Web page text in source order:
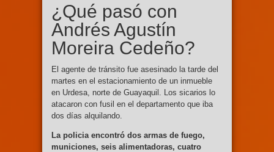
¿Qué pasó con
Andrés Agustín
Moreira Cedeño?
El agente de tránsito fue asesinado la tarde del
martes en el estacionamiento de un inmueble
en Urdesa, norte de Guayaquil. Los sicarios lo
atacaron con fusil en el departamento que iba
dos días alquilando.
La policia encontró dos armas de fuego,
municiones, seis alimentadoras, cuatro